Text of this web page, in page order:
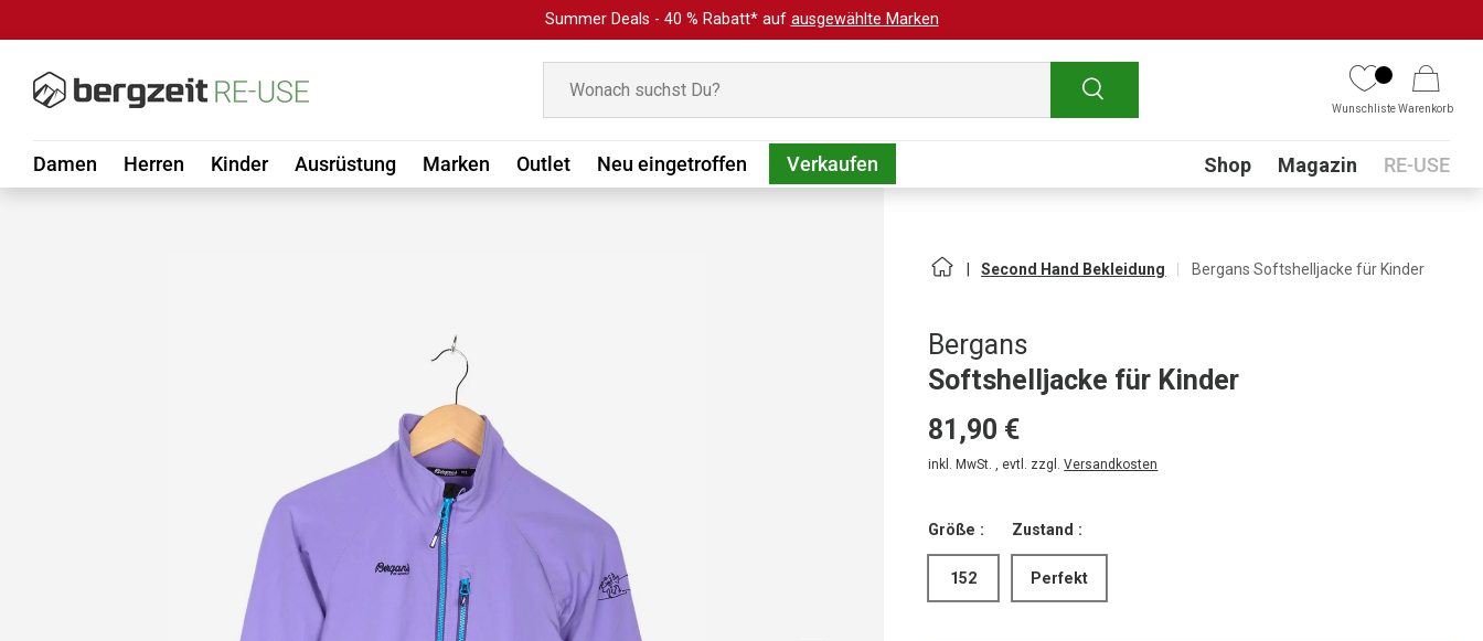
Summer Deals - 40 % Rabatt* auf ausgewählte Marken
Suchen
WunschlisteWarenkorb
Damen Herren Kinder Ausrüstung Marken Outlet Neu eingetroffen Verkaufen Submenu
Shop Magazin RE-USE
Second Hand Bekleidung Bergans Softshelljacke für Kinder
Bergans
Softshelljacke für Kinder
81,90 €
inkl. MwSt. , evtl. zzgl.Versandkosten
Größe :
152
Zustand :
Perfekt